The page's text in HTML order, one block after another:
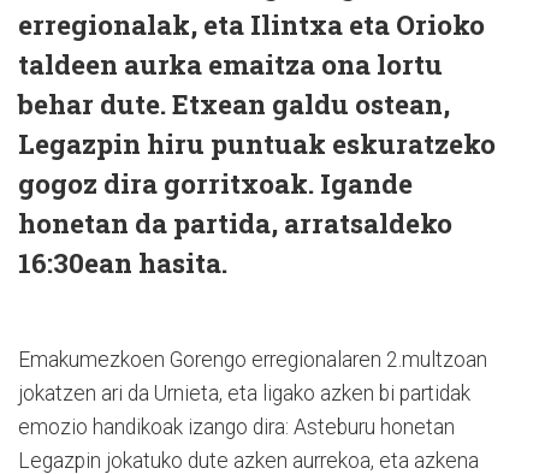
erregionalak, eta Ilintxa eta Orioko
taldeen aurka emaitza ona lortu
behar dute. Etxean galdu ostean,
Legazpin hiru puntuak eskuratzeko
gogoz dira gorritxoak. Igande
honetan da partida, arratsaldeko
16:30ean hasita.
Emakumezkoen Gorengo erregionalaren 2.multzoan
jokatzen ari da Urnieta, eta ligako azken bi partidak
emozio handikoak izango dira: Asteburu honetan
Legazpin jokatuko dute azken aurrekoa, eta azkena